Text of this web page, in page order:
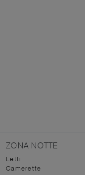
ZONA NOTTE
Letti
Camerette